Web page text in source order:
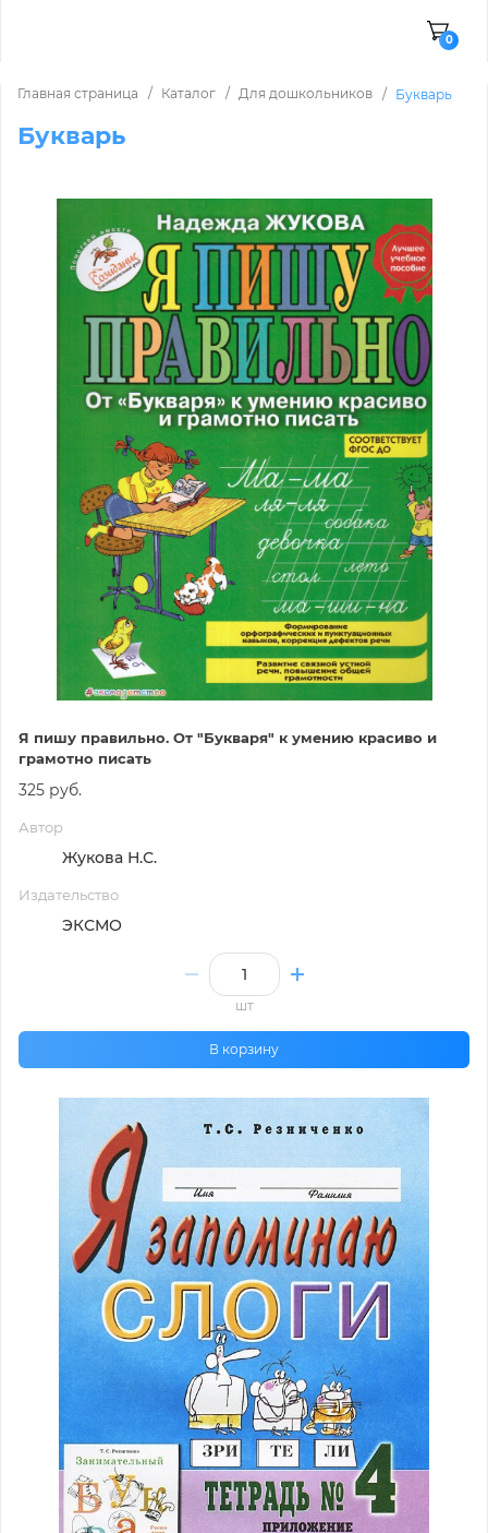
0
Главная страница Каталог Для дошкольников Букварь
Букварь
Я пишу правильно. От "Букваря" к умению красиво и
грамотно писать
325 руб.
Автор
Жукова Н.С.
Издательство
ЭКСМО
шт
В корзину